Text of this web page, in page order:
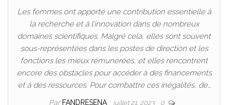
Les femmes ont apporté une contribution essentielle à
la recherche et à l’innovation dans de nombreux
domaines scientifiques. Malgré cela, elles sont souvent
sous-représentées dans les postes de direction et les
fonctions les mieux rémunérées, et elles rencontrent
encore des obstacles pour accéder à des financements
et à des ressources. Pour combattre ces inégalités, de…
Par FANDRESENA juillet 21, 2023 0